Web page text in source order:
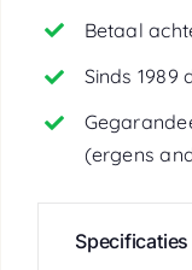
Betaal
Sinds 1989
(ergens
Specificaties